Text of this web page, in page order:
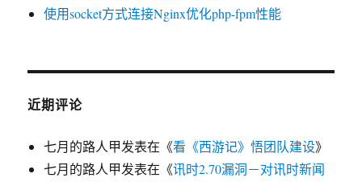
使用socket方式连接Nginx优化php-fpm性能
近期评论
七月的路人甲发表在《看《西游记》悟团队建设》
七月的路人甲发表在《讯时2.70漏洞－对讯时新闻